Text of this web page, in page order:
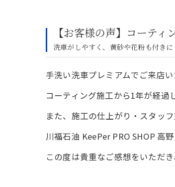
【お客様の声】コーテ
洗車がしやすく、黄砂や花粉も付き
手洗い洗車プレミアムでご来店
コーティング施工から1年が経過
また、施工の仕上がり・スタッ
川福石油 KeePer PRO SHOP 高
この度は貴重なご感想をいただ